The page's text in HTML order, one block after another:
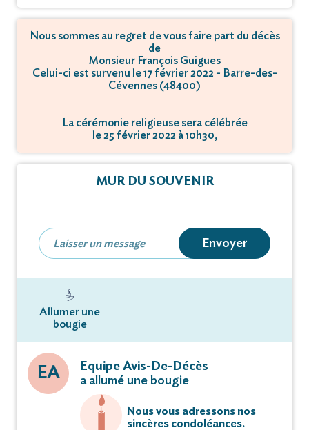
Nous sommes au regret de vous faire part du décès
de
Monsieur François Guigues
Celui-ci est survenu le 17 février 2022 - Barre-des-
Cévennes (48400)
La cérémonie religieuse sera célébrée
le 25 février 2022 à 10h30,
MUR DU SOUVENIR
Envoyer
Allumer une
bougie
EA
Equipe Avis-De-Décès
a allumé une bougie
Nous vous adressons nos
sincères condoléances.